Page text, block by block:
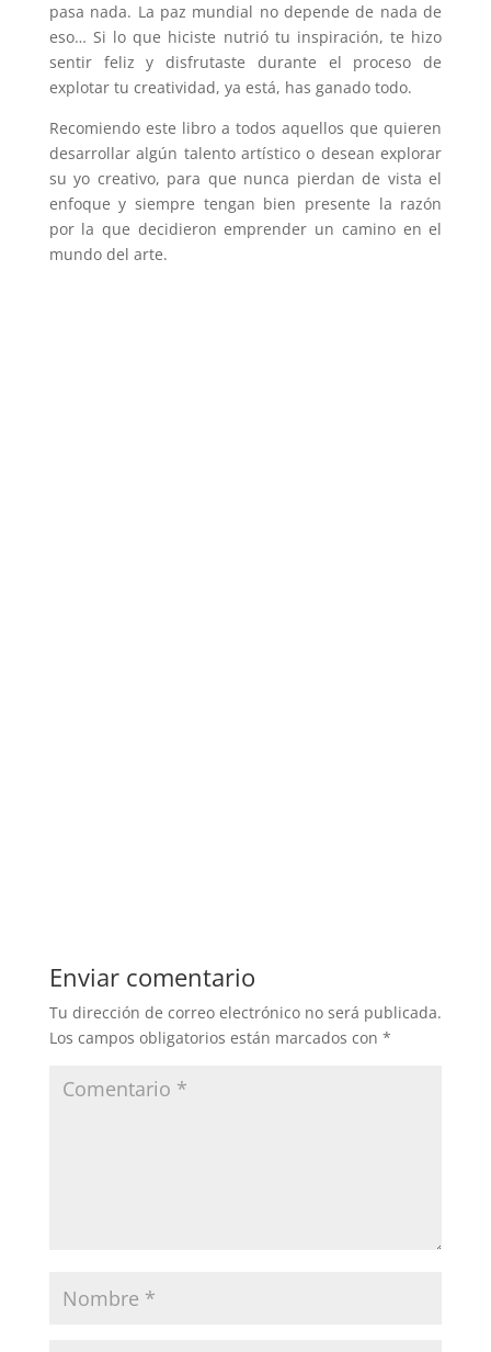
pasa nada. La paz mundial no depende de nada de
eso… Si lo que hiciste nutrió tu inspiración, te hizo
sentir feliz y disfrutaste durante el proceso de
explotar tu creatividad, ya está, has ganado todo.
Recomiendo este libro a todos aquellos que quieren
desarrollar algún talento artístico o desean explorar
su yo creativo, para que nunca pierdan de vista el
enfoque y siempre tengan bien presente la razón
por la que decidieron emprender un camino en el
mundo del arte.
Enviar comentario
Tu dirección de correo electrónico no será publicada.
Los campos obligatorios están marcados con *